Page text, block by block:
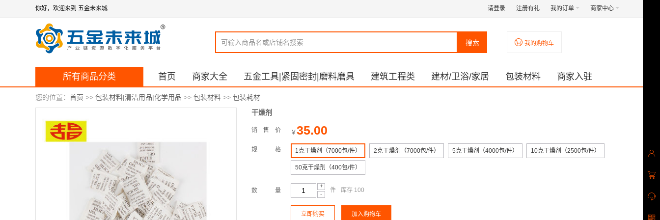
你好，欢迎来到 五金未来城 请登录 注册有礼 我的订单 商家中心
搜索 我的购物车
所有商品分类 首页 商家大全 五金工具|紧固密封|磨料磨具 建筑工程类 建材/卫浴/家居 包装材料 商家入驻
您的位置： 首页 >> 包装材料|清洁用品|化学用品 >> 包装材料 >> 包装耗材
干燥剂
销售价 ￥35.00
规格 1克干燥剂（7000包/件） 2克干燥剂（7000包/件） 5克干燥剂（4000包/件） 10克干燥剂（2500包/件）
50克干燥剂（400包/件）
数量
+
-
件 库存 100
立即购买 加入购物车